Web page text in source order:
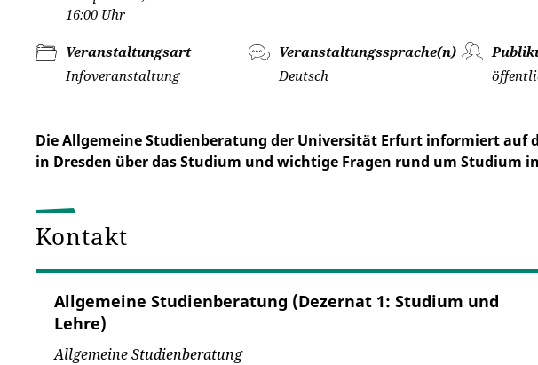
16:00 Uhr
Veranstaltungsart
Infoveranstaltung
Veranstaltungssprache(n)
Deutsch
Die Allgemeine Studienberatung der Universität Erfurt informiert auf
in Dresden über das Studium und wichtige Fragen rund um Studium
Kontakt
Allgemeine Studienberatung (Dezernat 1: Studium und
Lehre)
Allgemeine Studienberatung